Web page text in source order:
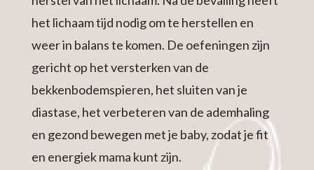
het lichaam tijd nodig om te herstellen en
weer in balans te komen. De oefeningen zijn
gericht op het versterken van de
bekkenbodemspieren, het sluiten van je
diastase, het verbeteren van de ademhaling
en gezond bewegen met je baby, zodat je fit
en energiek mama kunt zijn.